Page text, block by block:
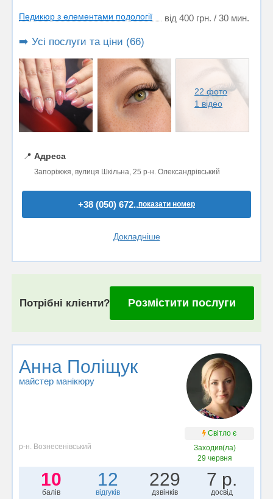
Педикюр з елементами подології від 400 грн. / 30 мин.
➡️ Усі послуги та ціни (66)
22 фото
1 відео
📍 Адреса
Запоріжжя, вулиця Шкільна, 25 р-н. Олександрівський
+38 (050) 672..показати номер
Докладніше
Потрібні клієнти? Розмістити послуги
Анна Поліщук
майстер манікюру
Світло є
р-н. Вознесенівський
Заходив(ла)
29 червня
10
балів
12
відгуків
229
дзвінків
7 р.
досвід